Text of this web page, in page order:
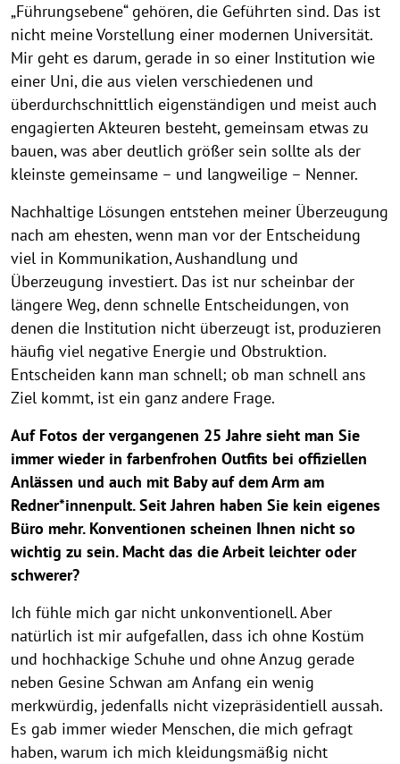
„Führungsebene“ gehören, die Geführten sind. Das ist
nicht meine Vorstellung einer modernen Universität.
Mir geht es darum, gerade in so einer Institution wie
einer Uni, die aus vielen verschiedenen und
überdurchschnittlich eigenständigen und meist auch
engagierten Akteuren besteht, gemeinsam etwas zu
bauen, was aber deutlich größer sein sollte als der
kleinste gemeinsame – und langweilige – Nenner.
Nachhaltige Lösungen entstehen meiner Überzeugung
nach am ehesten, wenn man vor der Entscheidung
viel in Kommunikation, Aushandlung und
Überzeugung investiert. Das ist nur scheinbar der
längere Weg, denn schnelle Entscheidungen, von
denen die Institution nicht überzeugt ist, produzieren
häufig viel negative Energie und Obstruktion.
Entscheiden kann man schnell; ob man schnell ans
Ziel kommt, ist ein ganz andere Frage.
Auf Fotos der vergangenen 25 Jahre sieht man Sie
immer wieder in farbenfrohen Outfits bei offiziellen
Anlässen und auch mit Baby auf dem Arm am
Redner*innenpult. Seit Jahren haben Sie kein eigenes
Büro mehr. Konventionen scheinen Ihnen nicht so
wichtig zu sein. Macht das die Arbeit leichter oder
schwerer?
Ich fühle mich gar nicht unkonventionell. Aber
natürlich ist mir aufgefallen, dass ich ohne Kostüm
und hochhackige Schuhe und ohne Anzug gerade
neben Gesine Schwan am Anfang ein wenig
merkwürdig, jedenfalls nicht vizepräsidentiell aussah.
Es gab immer wieder Menschen, die mich gefragt
haben, warum ich mich kleidungsmäßig nicht